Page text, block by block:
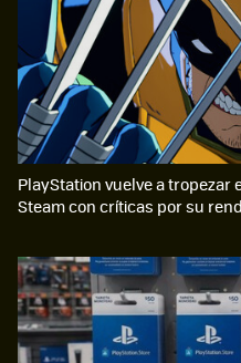
PlayStation vuelve a tropezar
Steam con críticas por su